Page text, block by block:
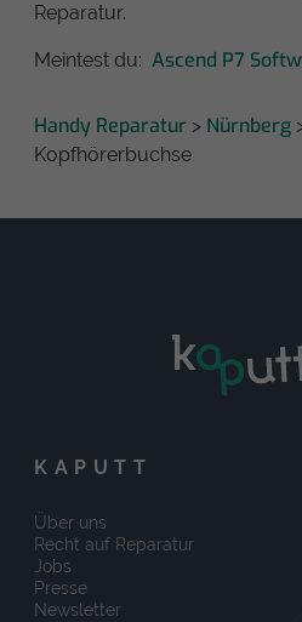
Reparatur.
Meintest du: Ascend P7
Handy Reparatur > Nürnberg
Kopfhörerbuchse
KAPUTT
Über uns
Recht auf Reparatur
Jobs
Presse
Newsletter